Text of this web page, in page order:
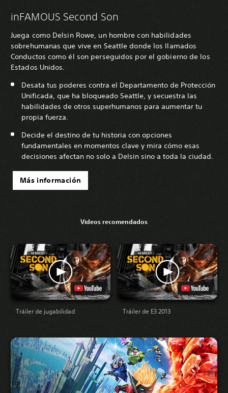
inFAMOUS Second Son
Juega como Delsin Rowe, un hombre con habilidades
sobrehumanas que vive en Seattle donde los llamados
Conductos como él son perseguidos por el gobierno de los
Estados Unidos.
Desata tus poderes contra el Departamento de Protección
Unificada, que ha bloqueado Seattle, y secuestra las
habilidades de otros superhumanos para aumentar tu
propia fuerza.
Decide el destino de tu historia con opciones
fundamentales en momentos clave y mira cómo esas
decisiones afectan no solo a Delsin sino a toda la ciudad.
Más información
Videos recomendados
Tráiler de jugabilidad Tráiler de E3 2013